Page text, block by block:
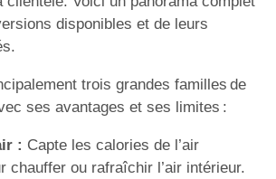
disponibles et de leurs
trois grandes familles de
ses avantages et ses limites :
: Capte les calories de l’air
chauffer ou rafraîchir l’air intérieur.